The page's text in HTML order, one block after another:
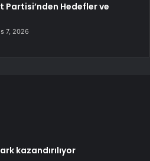
Partisi’nden Hedefler ve
7, 2026
kazandırılıyor